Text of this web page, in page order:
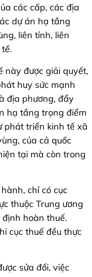
các cấp, các địa
dự án hạ tầng
liên tỉnh, liên
này được giải quyết,
huy sức mạnh
địa phương, đẩy
hạ tầng trọng điểm
phát triển kinh tế xã
của cả quốc
tại mà còn trong
chỉ có cục
thuộc Trung ương
hoàn thuế.
cục thuế đều thực
sửa đổi, việc